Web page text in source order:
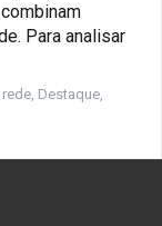
Para analisar
rede, Destaque,